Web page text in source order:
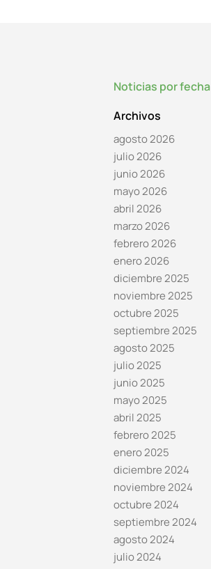
Noticias por fecha
Archivos
agosto 2026
julio 2026
junio 2026
mayo 2026
abril 2026
marzo 2026
febrero 2026
enero 2026
diciembre 2025
noviembre 2025
octubre 2025
septiembre 2025
agosto 2025
julio 2025
junio 2025
mayo 2025
abril 2025
febrero 2025
enero 2025
diciembre 2024
noviembre 2024
octubre 2024
septiembre 2024
agosto 2024
julio 2024